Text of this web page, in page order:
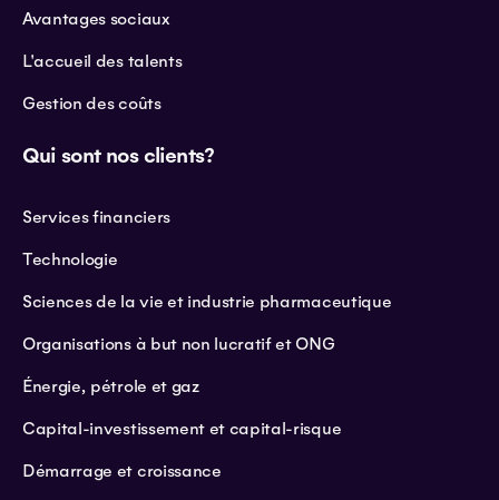
Avantages sociaux
L'accueil des talents
Gestion des coûts
Qui sont nos clients?
Services financiers
Technologie
Sciences de la vie et industrie pharmaceutique
Organisations à but non lucratif et ONG
Énergie, pétrole et gaz
Capital-investissement et capital-risque
Démarrage et croissance